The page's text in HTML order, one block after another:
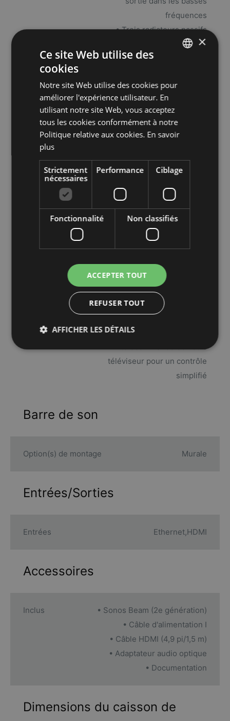
fréquences
• Trois radiateurs passifs
améliorent les basses
fréquences pour un son
• Le réseau de microphones à
champ lointain utilise une
formation de faisceau avancée
et une annulation d'écho
vocal rapide et précis
• Quad cœur : 1,4 GHz A-53
• Mémoire : 1 Go de SDRAM, 4
• Apple AirPlay 2, fonctionne
avec AirPlay 2 sur les appareils
• La voix fonctionne avec
Amazon Alexa et Google
• Récepteur infrarouge (IR)
• Se synchronise avec la
téléviseur pour un contrôle
simplifié
Barre de son
Option(s) de montage Murale
Entrées/Sorties
Entrées Ethernet,HDMI
Accessoires
Inclus
• Sonos Beam (2e génération)
• Câble d'alimentation I
• Câble HDMI (4,9 pi/1,5 m)
• Adaptateur audio optique
• Documentation
Dimensions du caisson de
ENGLISH
×
Ce site Web utilise des
cookies
Notre site Web utilise des cookies pour
améliorer l'expérience utilisateur. En
utilisant notre site Web, vous acceptez
tous les cookies conformément à notre
Politique relative aux cookies. En savoir
plus
Strictement
nécessaires
Performance Ciblage
Fonctionnalité Non classifiés
ACCEPTER TOUT
REFUSER TOUT
AFFICHER LES DÉTAILS